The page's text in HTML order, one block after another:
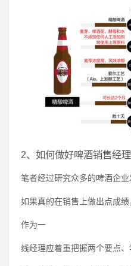
2、如何做好啤酒销售经理
笔者经过研究众多的啤酒企业
如果真的在销售上做出点成绩
作为一
线经理应着重把握两个要点、